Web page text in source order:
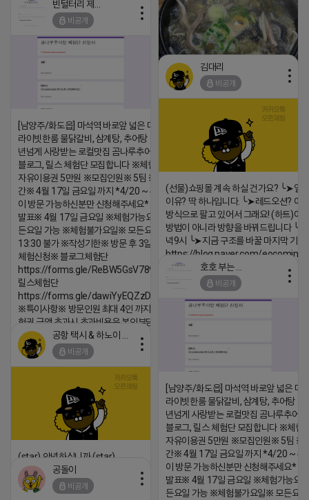
2026-04-18 17:26
https://m.blog.naver.com/
2026-04-18 17:23
비공개
[남양주/화도읍] 마석역 바로앞 넓은 매장과, 프
라이빗한룸 물닭갈비, 삼계탕, 추어탕 맛집 10
년넘게 사랑받는 로컬맛집 곰나루추어탕에서
블로그, 릴스 체험단 모집합니다 ※체험메뉴※
자유이용권 5만원 ※모집인원※ 5팀 ※모집기
간※ 4월 17일 금요일 까지 *4/20 ~ 4/26 사
이 방문 가능하신분만 신청해주세요* ※체험단
발표※ 4월 17일 금요일 ※체험가능요일※ 모
든요일 가능 ※체험불가요일※ 모든요일 12 ~
13:30 불가 ※작성기한※ 방문 후 3일 이내 ※
체험신청※ 블로그체험단
https://forms.gle/ReBW5GsV789ur2Pz6
릴스체험단
https://forms.gle/dawiYyEQZzDdqf8W8
※특이사항※ 방문인원 최대 4인 까지 가능 체
험권 금액 초과시 초과비용은 본인부담입니다.
2026-04-18 17:18
김대리
비공개
(선물)쇼핑몰 계속 하실 건가요? ╰➤열
이유? 딱 하나입니다. ╰➤레드오션? 아
방식으로 팔고 있어서 그래요! (하트)이
방법이 아니라 방향을 바꿔드립니다
녁9시 ╰➤지금 구조를 바꿀 마지막 기회
https://blog.naver.com/eocomim/
2026-04-18 17:15
비공개
[남양주/화도읍] 마석역 바로앞 넓은 매
라이빗한룸 물닭갈비, 삼계탕, 추어탕 맛
년넘게 사랑받는 로컬맛집 곰나루추어
블로그, 릴스 체험단 모집합니다 ※체험
자유이용권 5만원 ※모집인원※ 5팀 ※
간※ 4월 17일 금요일 까지 *4/20 ~ 4/
이 방문 가능하신분만 신청해주세요* ※
발표※ 4월 17일 금요일 ※체험가능요
든요일 가능 ※체험불가요일※ 모든요
비공개
(star) 안녕하십니까 (star)
2026-04-18 17:12
공돌이
비공개